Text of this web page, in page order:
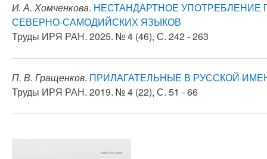
И. А. Хомченкова. НЕСТАНДАРТНОЕ
СЕВЕРНО-САМОДИЙСКИХ ЯЗЫКОВ
Труды ИРЯ РАН. 2025. № 4 (46), С. 242 - 263
П. В. Гращенков. ПРИЛАГАТЕЛЬНЫЕ В РУССКОЙ
Труды ИРЯ РАН. 2019. № 4 (22), С. 51 - 66